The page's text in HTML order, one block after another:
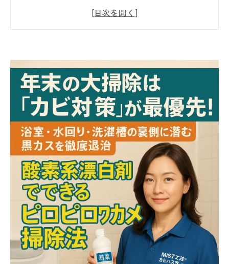
ピロワカメ』とは
浴室・水回りはなぜカビが増えやすい？東北
の気候が与える影響
塩素系と酸素系漂白剤の違いと使い分けポイ
ント
酸素系漂白剤でできる洗濯槽の徹底カビ取り
手順
浴室の天井・換気扇・パッキンのカビ対策も
忘れずに！
“何度掃除しても再発するカビ”は原因調査が
必要です
家族の健康が心配な方へ｜真菌（カビ菌）検